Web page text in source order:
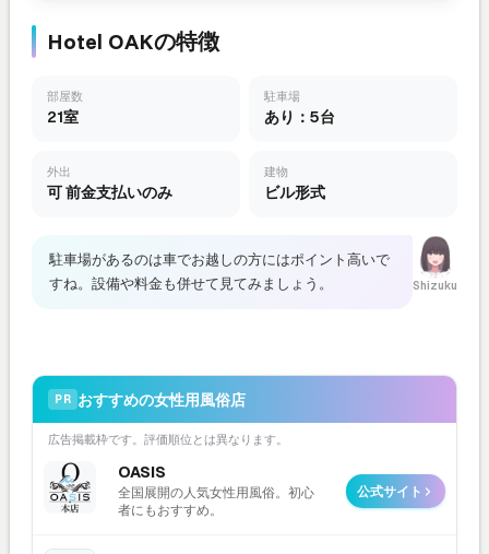
Hotel OAKの特徴
部屋数
21室
駐車場
あり：5台
外出
可 前金支払いのみ
建物
ビル形式
Shizuku
駐車場があるのは車でお越しの方にはポイント高いで
すね。設備や料金も併せて見てみましょう。
PR おすすめの女性用風俗店
広告掲載枠です。評価順位とは異なります。
OASIS
全国展開の人気女性用風俗。初心
者にもおすすめ。
公式サイト